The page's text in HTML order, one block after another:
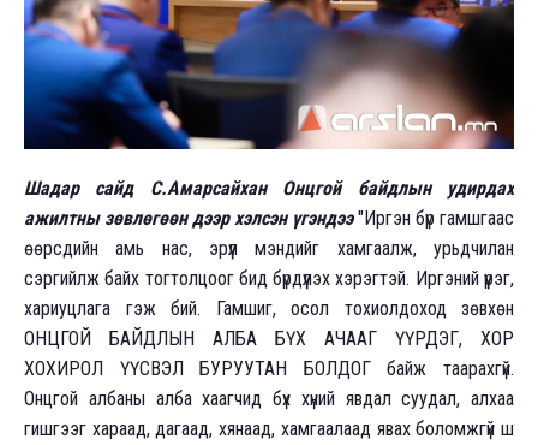
Шадар сайд С.Амарсайхан Онцгой байдлын удирдах
ажилтны зөвлөгөөн дээр хэлсэн үгэндээ"Иргэн бүр гамшгаас
өөрсдийн амь нас, эрүүл мэндийг хамгаалж, урьдчилан
сэргийлж байх тогтолцоог бид бүрдүүлэх хэрэгтэй. Иргэний үүрэг,
хариуцлага гэж бий. Гамшиг, осол тохиолдоход зөвхөн
ОНЦГОЙ БАЙДЛЫН АЛБА БҮХ АЧААГ ҮҮРДЭГ, ХОР
ХОХИРОЛ ҮҮСВЭЛ БУРУУТАН БОЛДОГ байж таарахгүй.
Онцгой албаны алба хаагчид бүх хүний явдал суудал, алхаа
гишгээг хараад, дагаад, хянаад, хамгаалаад явах боломжгүй шүү